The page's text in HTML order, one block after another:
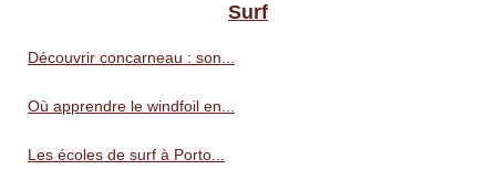
Surf
Découvrir concarneau : son...
Où apprendre le windfoil en...
Les écoles de surf à Porto...